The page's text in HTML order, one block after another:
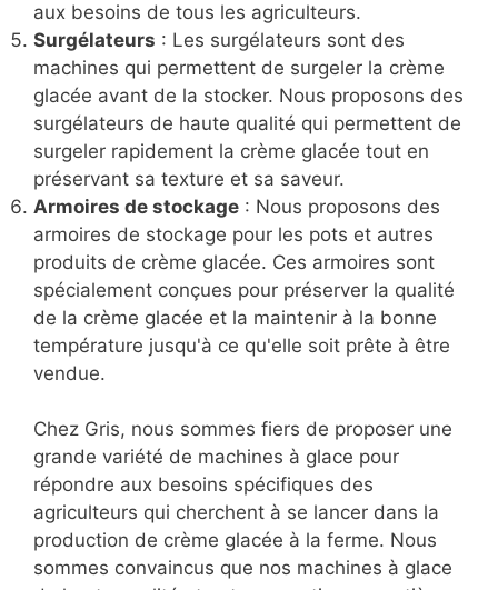
aux besoins de tous les agriculteurs.
Surgélateurs : Les surgélateurs sont des
machines qui permettent de surgeler la crème
glacée avant de la stocker. Nous proposons des
surgélateurs de haute qualité qui permettent de
surgeler rapidement la crème glacée tout en
préservant sa texture et sa saveur.
Armoires de stockage : Nous proposons des
armoires de stockage pour les pots et autres
produits de crème glacée. Ces armoires sont
spécialement conçues pour préserver la qualité
de la crème glacée et la maintenir à la bonne
température jusqu'à ce qu'elle soit prête à être
vendue.
Chez Gris, nous sommes fiers de proposer une
grande variété de machines à glace pour
répondre aux besoins spécifiques des
agriculteurs qui cherchent à se lancer dans la
production de crème glacée à la ferme. Nous
sommes convaincus que nos machines à glace